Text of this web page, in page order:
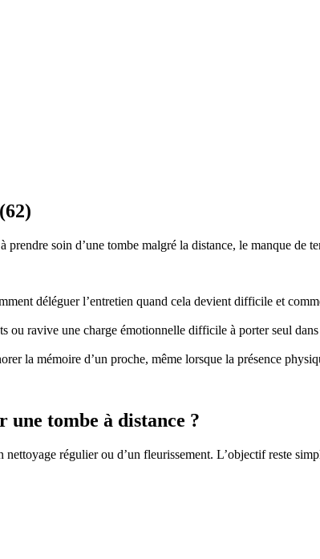
soin d’une tombe malgré la distance, le manque de
déléguer l’entretien quand cela devient difficile et
ou ravive une charge émotionnelle difficile à porter seul
la mémoire d’un proche, même lorsque la présence
une tombe à distance ?
régulier ou d’un fleurissement. L’objectif reste